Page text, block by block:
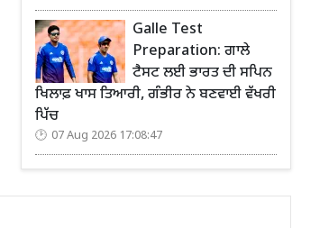
Galle Test
Preparation: ਗਾਲੇ
ਟੈਸਟ ਲਈ ਭਾਰਤ ਦੀ ਸਪਿਨ
ਖਿਲਾਫ਼ ਖਾਸ ਤਿਆਰੀ, ਗੰਭੀਰ ਨੇ ਬਣਵਾਈ ਵੱਖਰੀ
ਪਿੱਚ
07 Aug 2026 17:08:47